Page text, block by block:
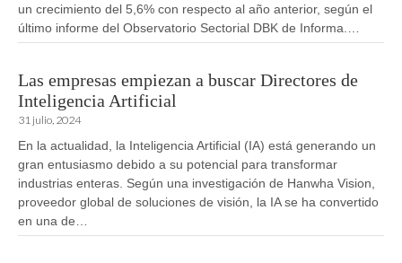
un crecimiento del 5,6% con respecto al año anterior, según el
último informe del Observatorio Sectorial DBK de Informa.…
Las empresas empiezan a buscar Directores de
Inteligencia Artificial
31 julio, 2024
En la actualidad, la Inteligencia Artificial (IA) está generando un
gran entusiasmo debido a su potencial para transformar
industrias enteras. Según una investigación de Hanwha Vision,
proveedor global de soluciones de visión, la IA se ha convertido
en una de…